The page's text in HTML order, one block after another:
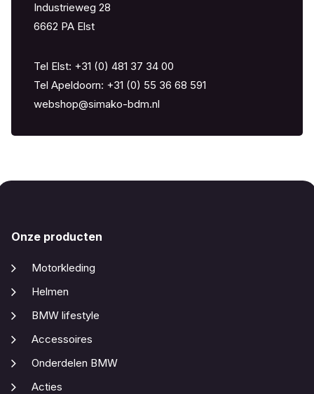
Industrieweg 28
6662 PA Elst
Tel Elst: +31 (0) 481 37 34 00
Tel Apeldoorn: +31 (0) 55 36 68 591
webshop@simako-bdm.nl
Onze producten
Motorkleding
Helmen
BMW lifestyle
Accessoires
Onderdelen BMW
Acties